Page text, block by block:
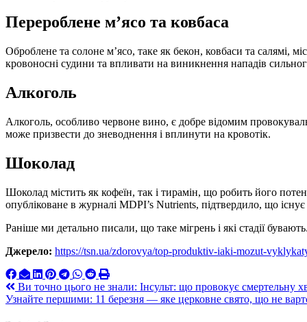
Перероблене м’ясо та ковбаса
Оброблене та солоне м’ясо, таке як бекон, ковбаси та салямі,
кровоносні судини та впливати на виникнення нападів
Алкоголь
Алкоголь, особливо червоне вино, є добре відомим
може призвести до зневоднення і вплинути на кровотік.
Шоколад
Шоколад містить як кофеїн, так і тирамін, що робить його
опубліковане в журналі MDPI’s Nutrients, підтвердило, що
Раніше ми детально писали, що таке мігрень і які стадії
Джерело: https://tsn.ua/zdorovya/top-produktiv-iaki-mozut-
Навигация
по
Ви точно цього не знали: Інсульт: що провокує смертельну
Узнайте першими: 11 березня — яке церковне свято, що не